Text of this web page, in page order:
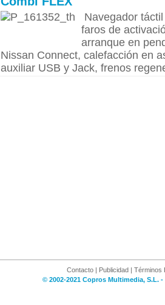
Navegador
faros de
arranque en
Nissan Connect, calefacción en
auxiliar USB y Jack, frenos
Contacto | Publicidad | Términos
© 2002-2021 Copros Multimedia, S.L.